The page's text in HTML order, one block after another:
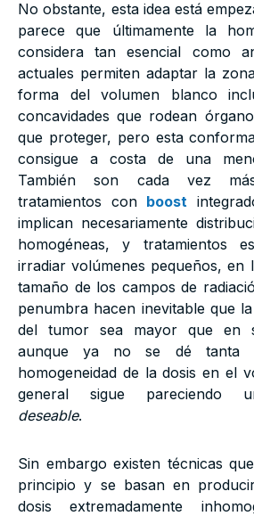
No obstante, esta idea está
parece que últimamente la
considera tan esencial como
actuales permiten adaptar la
forma del volumen blanco
concavidades que rodean
que proteger, pero esta
consigue a costa de una
También son cada vez
tratamientos con boost
implican necesariamente
homogéneas, y tratamientos
irradiar volúmenes pequeños, en
tamaño de los campos de
penumbra hacen inevitable que
del tumor sea mayor que en
aunque ya no se dé tanta
homogeneidad de la dosis en el
general sigue pareciendo
deseable.
Sin embargo existen técnicas
principio y se basan en
dosis extremadamente